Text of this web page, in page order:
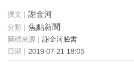
謝金河
焦點新聞
謝金河臉書
2019-07-21 18:05